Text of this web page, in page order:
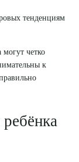
тенденциям
могут четко
к